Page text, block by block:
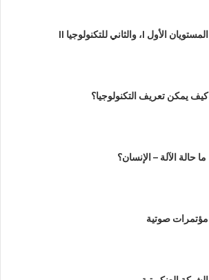
المستويان الأول I، والثاني للتكنولوجيا II
كيف يمكن تعريف التكنولوجيا؟
ما حالة الآلة – الإنسان؟
مؤتمرات صوتية